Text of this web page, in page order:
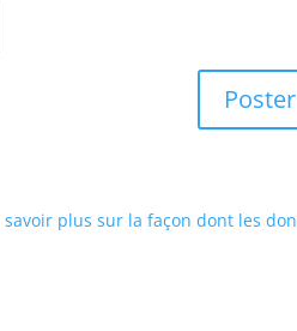
savoir plus sur la façon dont les